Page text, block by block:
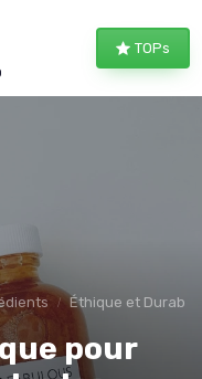
TOPs
Éthique et
pour